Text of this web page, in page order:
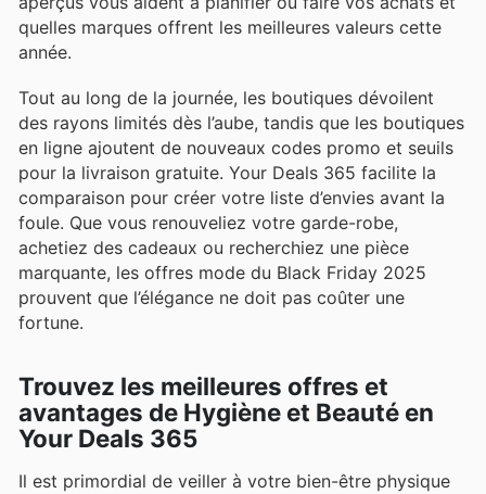
quelles marques offrent les meilleures valeurs cette
année.
Tout au long de la journée, les boutiques dévoilent
des rayons limités dès l’aube, tandis que les boutiques
en ligne ajoutent de nouveaux codes promo et seuils
pour la livraison gratuite. Your Deals 365 facilite la
comparaison pour créer votre liste d’envies avant la
foule. Que vous renouveliez votre garde-robe,
achetiez des cadeaux ou recherchiez une pièce
marquante, les offres mode du Black Friday 2025
prouvent que l’élégance ne doit pas coûter une
fortune.
Trouvez les meilleures offres et
avantages de Hygiène et Beauté en
Your Deals 365
Il est primordial de veiller à votre bien-être physique